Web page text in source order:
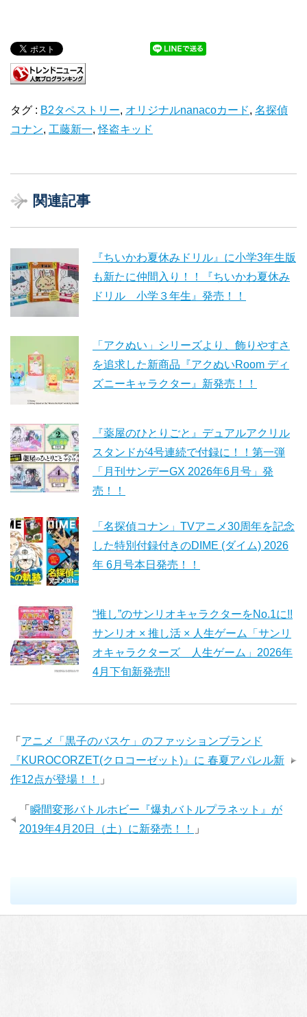
タグ : B2タペストリー, オリジナルnanacoカード, 名探偵
コナン, 工藤新一,怪盗キッド
関連記事
『ちいかわ夏休みドリル』に小学3年生版
も新たに仲間入り！！『ちいかわ夏休み
ドリル 小学３年生』発売！！
「アクぬい」シリーズより、飾りやすさ
を追求した新商品『アクぬいRoom ディ
ズニーキャラクター』新発売！！
『薬屋のひとりごと』デュアルアクリル
スタンドが4号連続で付録に！！第一弾
「月刊サンデーGX 2026年6月号」発
売！！
「名探偵コナン」TVアニメ30周年を記念
した特別付録付きのDIME (ダイム) 2026
年 6月号本日発売！！
“推し”のサンリオキャラクターをNo.1に!!
サンリオ × 推し活 × 人生ゲーム「サンリ
オキャラクターズ 人生ゲーム」2026年
4月下旬新発売!!
「 アニメ「黒子のバスケ」のファッションブランド
『KUROCORZET(クロコーゼット)』に 春夏アパレル新
作12点が登場！！
」
「 瞬間変形バトルホビー『爆丸バトルプラネット』が
2019年4月20日（土）に新発売！！
」